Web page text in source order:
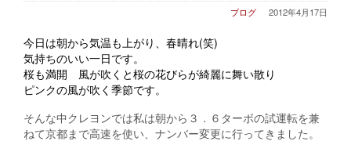
2012年4月17日
ブログ
今日は朝から気温も上がり、春晴れ(笑)
気持ちのいい一日です。
桜も満開 風が吹くと桜の花びらが綺麗に舞い散り
ピンクの風が吹く季節です。
そんな中クレヨンでは私は朝から３．６ターボの試運転を兼
ねて京都まで高速を使い、ナンバー変更に行ってきました。